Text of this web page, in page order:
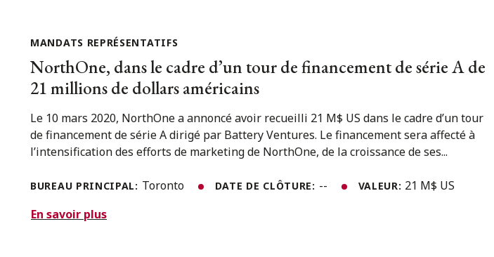
MANDATS REPRÉSENTATIFS
NorthOne, dans le cadre d’un tour de financement de série A de
21 millions de dollars américains
Le 10 mars 2020, NorthOne a annoncé avoir recueilli 21 M$ US dans le cadre d’un tour
de financement de série A dirigé par Battery Ventures. Le financement sera affecté à
l’intensification des efforts de marketing de NorthOne, de la croissance de ses...
BUREAU PRINCIPAL: Toronto DATE DE CLÔTURE: -- VALEUR: 21 M$ US
En savoir plus